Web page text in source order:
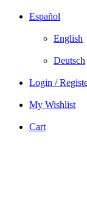
Español
English
Deutsch
Login /
My Wishlist
Cart